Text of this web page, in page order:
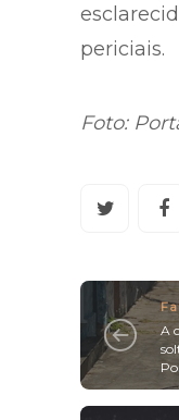
periciais.
Foto:
A